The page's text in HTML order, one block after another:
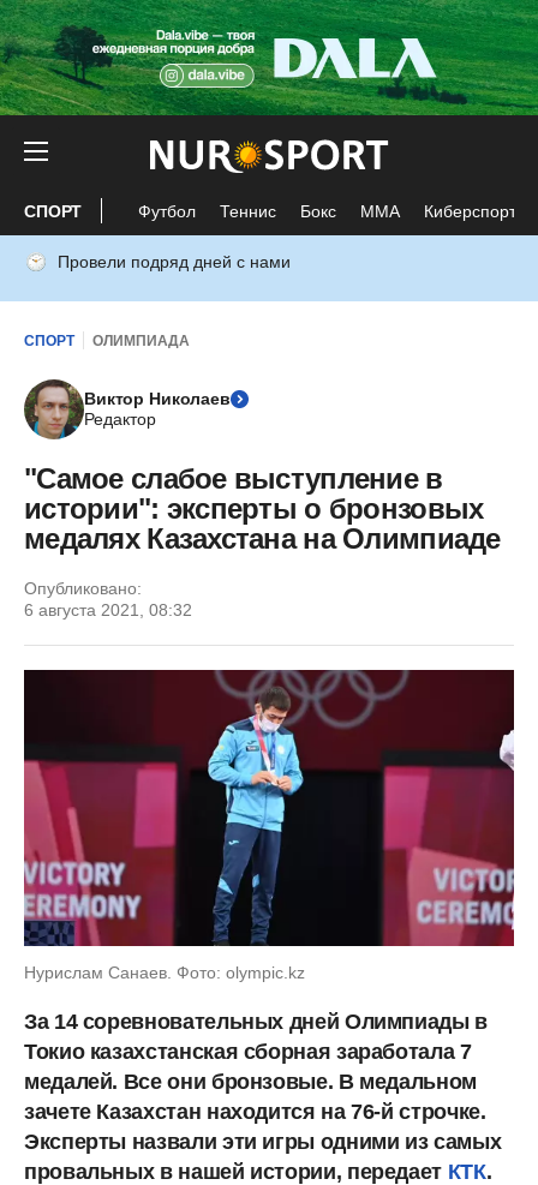
СПОРТ Футбол Теннис Бокс ММА Киберспорт
Провели подряд дней с нами
СПОРТ ОЛИМПИАДА
Виктор Николаев
Редактор
"Самое слабое выступление в
истории": эксперты о бронзовых
медалях Казахстана на Олимпиаде
Опубликовано:
6 августа 2021, 08:32
Нурислам Санаев. Фото: olympic.kz
За 14 соревновательных дней Олимпиады в
Токио казахстанская сборная заработала 7
медалей. Все они бронзовые. В медальном
зачете Казахстан находится на 76-й строчке.
Эксперты назвали эти игры одними из самых
провальных в нашей истории, передает КТК.